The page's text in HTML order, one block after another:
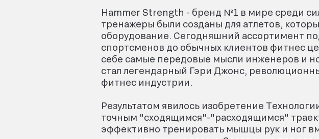
Hammer Strength - бренд №1 в мире среди
тренажеры были созданы для атлетов,
оборудование. Сегодняшний ассортимент
спортсменов до обычных клиентов фитнес
себе самые передовые мысли инженеров и
стал легендарный Гэри Джонс,
фитнес индустрии.
Результатом явилось изобретение
точным "сходящимся"-"расходящимся"
эффективно тренировать мышцы рук и ног